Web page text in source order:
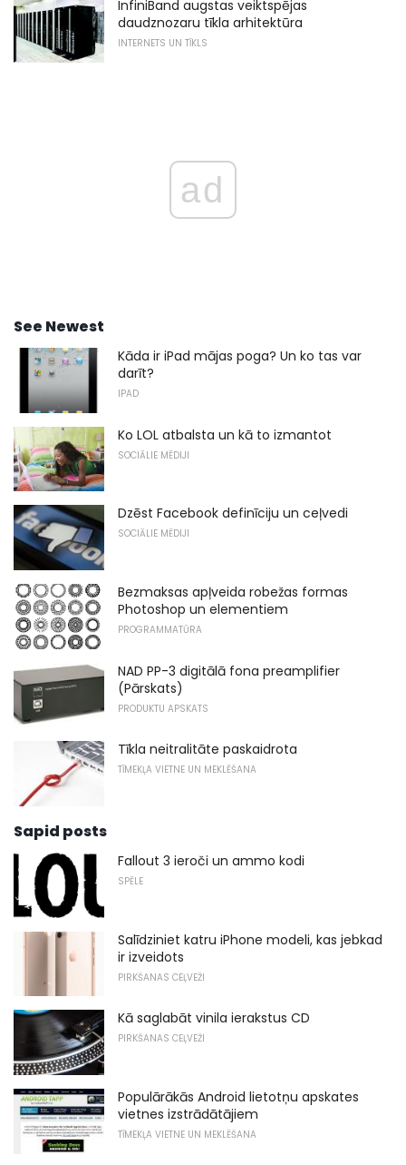
InfiniBand augstas veiktspējas
daudznozaru tīkla arhitektūra
INTERNETS UN TĪKLS
ad
See Newest
Kāda ir iPad mājas poga? Un ko tas var
darīt?
IPAD
Ko LOL atbalsta un kā to izmantot
SOCIĀLIE MĒDIJI
Dzēst Facebook definīciju un ceļvedi
SOCIĀLIE MĒDIJI
Bezmaksas apļveida robežas formas
Photoshop un elementiem
PROGRAMMATŪRA
NAD PP-3 digitālā fona preamplifier
(Pārskats)
PRODUKTU APSKATS
Tīkla neitralitāte paskaidrota
TĪMEKĻA VIETNE UN MEKLĒŠANA
Sapid posts
Fallout 3 ieroči un ammo kodi
SPĒLE
Salīdziniet katru iPhone modeli, kas jebkad
ir izveidots
PIRKŠANAS CEĻVEŽI
Kā saglabāt vinila ierakstus CD
PIRKŠANAS CEĻVEŽI
Populārākās Android lietotņu apskates
vietnes izstrādātājiem
TĪMEKĻA VIETNE UN MEKLĒŠANA